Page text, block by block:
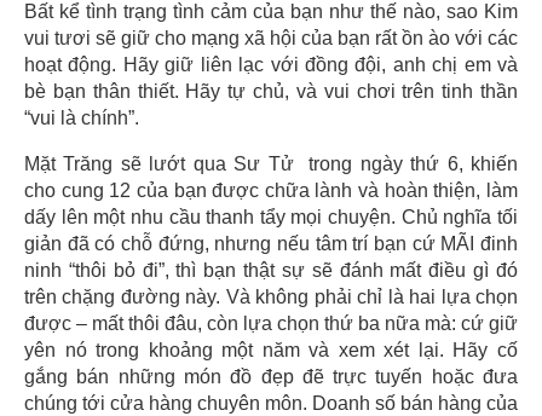
Bất kể tình trạng tình cảm của bạn như thế nào, sao Kim
vui tươi sẽ giữ cho mạng xã hội của bạn rất ồn ào với các
hoạt động. Hãy giữ liên lạc với đồng đội, anh chị em và
bè bạn thân thiết. Hãy tự chủ, và vui chơi trên tinh thần
“vui là chính”.
Mặt Trăng sẽ lướt qua Sư Tử trong ngày thứ 6, khiến
cho cung 12 của bạn được chữa lành và hoàn thiện, làm
dấy lên một nhu cầu thanh tẩy mọi chuyện. Chủ nghĩa tối
giản đã có chỗ đứng, nhưng nếu tâm trí bạn cứ MÃI đinh
ninh “thôi bỏ đi”, thì bạn thật sự sẽ đánh mất điều gì đó
trên chặng đường này. Và không phải chỉ là hai lựa chọn
được – mất thôi đâu, còn lựa chọn thứ ba nữa mà: cứ giữ
yên nó trong khoảng một năm và xem xét lại. Hãy cố
gắng bán những món đồ đẹp đẽ trực tuyến hoặc đưa
chúng tới cửa hàng chuyên môn. Doanh số bán hàng của